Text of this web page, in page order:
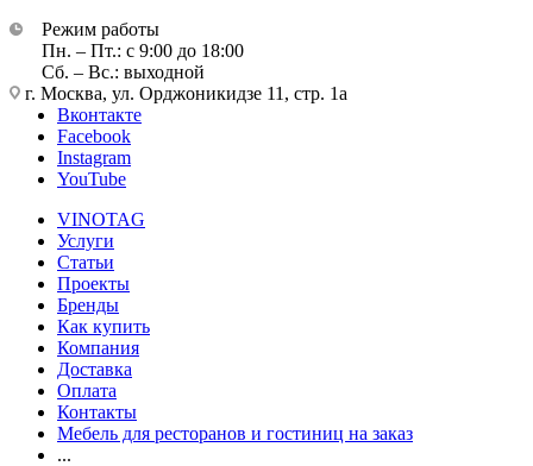
Режим работы
Пн. – Пт.: с 9:00 до 18:00
Сб. – Вс.: выходной
г. Москва, ул. Орджоникидзе 11, стр. 1а
Вконтакте
Facebook
Instagram
YouTube
VINOTAG
Услуги
Статьи
Проекты
Бренды
Как купить
Компания
Доставка
Оплата
Контакты
Мебель для ресторанов и гостиниц на заказ
...